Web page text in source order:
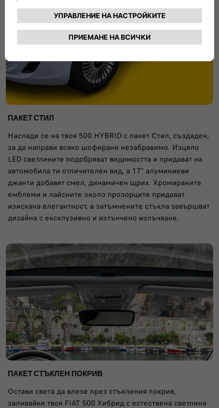
ПАКЕТ СТИЛ
Наслади се на твоя 500 HYBRID с пакет Стил, създаден,
за да направи всяко шофиране незабравимо. Изцяло
LED светлините подобряват видимостта и придават на
автомобила ти отличителен вид, а 17" алуминиеви
джанти добавят смел, динамичен щрих. Хромираните
емблеми и лайсните около прозорците придават
изискана елегантност, а затъмнените стъкла завършват
дизайна с ексклузивно и изтънчено излъчване.​
ПАКЕТ СТЪКЛЕН ПОКРИВ
Остави света да влезе през стъкления покрив,
заливайки твоя FIAT 500 Хибрид с естествена светлина